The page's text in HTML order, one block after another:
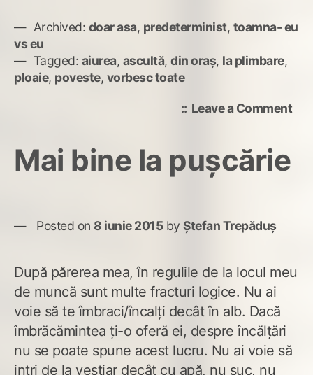
Archived: doar asa, predeterminist, toamna- eu
vs eu
Tagged: aiurea, ascultă, din oraș, la plimbare,
ploaie, poveste, vorbesc toate
Leave a Commenton
Mai bine la pușcărie
Posted on 8 iunie 2015by Ștefan Trepăduș
După părerea mea, în regulile de la locul meu
de muncă sunt multe fracturi logice. Nu ai
voie să te îmbraci/încalți decât în alb. Dacă
îmbrăcămintea ți-o oferă ei, despre încălțări
nu se poate spune acest lucru. Nu ai voie să
intri de la vestiar decât cu apă, nu suc, nu